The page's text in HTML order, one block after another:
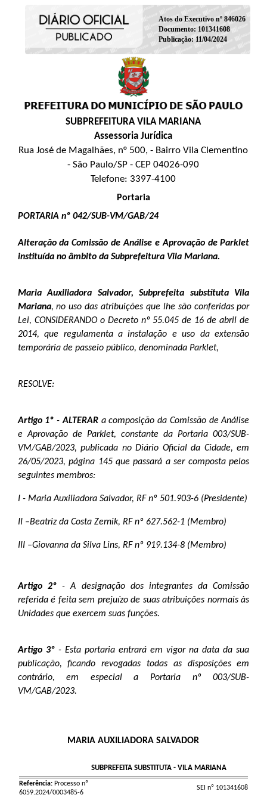
Atos do Executivo nº 846026
Documento: 101341608
Publicação: 11/04/2024
SUBPREFEITURA VILA MARIANA
Assessoria Jurídica
Rua José de Magalhães, n° 500, - Bairro Vila Clementino
- São Paulo/SP - CEP 04026-090
Telefone: 3397-4100
Portaria
PORTARIA nº 042/SUB-VM/GAB/24
Alteração da Comissão de Análise e Aprovação de Parklet
instituída no âmbito da Subprefeitura Vila Mariana.
Maria Auxiliadora Salvador,
Subprefeita substituta Vila
Mariana, no uso das atribuições que lhe são conferidas por
Lei, CONSIDERANDO o Decreto nº 55.045 de 16 de abril de
2014, que regulamenta a instalação e uso da extensão
temporária de passeio público, denominada Parklet,
RESOLVE:
Artigo 1º-ALTERARa composição da Comissão de Análise
e Aprovação de Parklet, constante da Portaria 003/SUB-
VM/GAB/2023, publicada no Diário Oficial da Cidade, em
26/05/2023, página 145 que passará a ser composta pelos
seguintes membros:
I - Maria Auxiliadora Salvador, RF nº 501.903-6 (Presidente)
II –Beatriz da Costa Zernik, RF nº 627.562-1 (Membro)
III –Giovanna da Silva Lins, RF nº 919.134-8 (Membro)
Artigo 2º-A designação dos integrantes da Comissão
referida é feita sem prejuízo de suas atribuições normais às
Unidades que exercem suas funções.
Artigo 3º- Esta portaria entrará em vigor na data da sua
publicação, ficando revogadas todas as disposições em
contrário, em especial a Portaria nº 003/SUB-
VM/GAB/2023.
MARIA AUXILIADORA SALVADOR
SUBPREFEITA SUBSTITUTA - VILA MARIANA
Referência:Processo nº
6059.2024/0003485-6
SEI nº 101341608